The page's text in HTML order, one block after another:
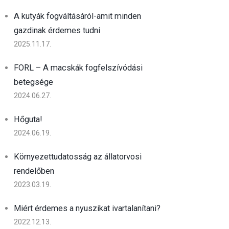
A kutyák fogváltásáról-amit minden
gazdinak érdemes tudni
2025.11.17.
FORL – A macskák fogfelszívódási
betegsége
2024.06.27.
Hőguta!
2024.06.19.
Környezettudatosság az állatorvosi
rendelőben
2023.03.19.
Miért érdemes a nyuszikat ivartalanítani?
2022.12.13.